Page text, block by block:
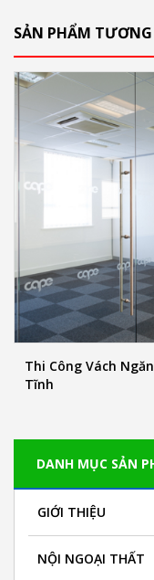
SẢN PHẨM
Thi Công Vách
Tĩnh
DANH MỤC SẢN
GIỚI THIỆU
NỘI NGOẠI THẤT